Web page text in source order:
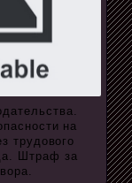
на
трудового
Штраф за